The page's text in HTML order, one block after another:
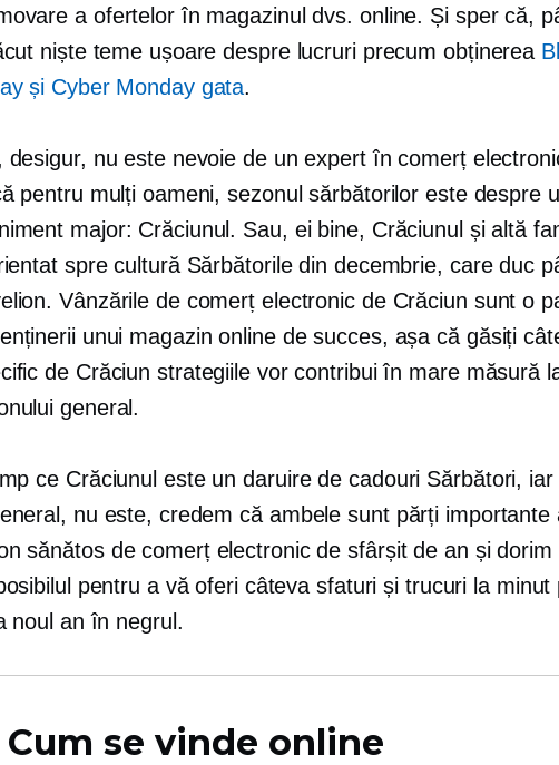
a ofertelor în magazinul dvs. online. Și sper că,
niște teme ușoare despre lucruri precum obținerea
și Cyber ​​Monday gata.
desigur, nu este nevoie de un expert în comerț
pentru mulți oameni, sezonul sărbătorilor este despre
major: Crăciunul. Sau, ei bine, Crăciunul și altă
spre culturăSărbătorile din decembrie, care duc
Vânzările de comerț electronic de Crăciun sunt o
unui magazin online de succes, așa că găsiți
de Crăciun strategiile vor contribui în mare măsură
general.
ce Crăciunul este undaruire de cadouri Sărbători, iar
nu este, credem că ambele sunt părți importante
sănătos de comerț electronic de sfârșit de an și
pentru a vă oferi câteva sfaturi și trucuri la minut
noul an în negrul.
Cum se vinde online